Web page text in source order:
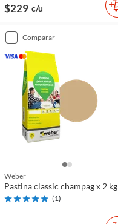
$229 c/u
comparar
Weber
Pastina classic champag x 2 kg
(1)